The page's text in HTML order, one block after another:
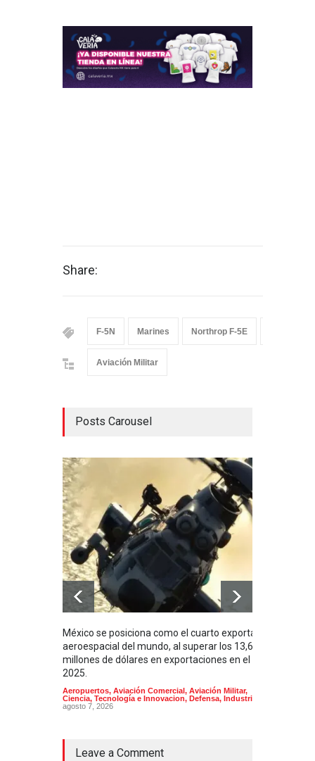
Share:
F-5N Marines Northrop F-5E
Aviación Militar
Posts Carousel
México se posiciona como el cuarto exportador
aeroespacial del mundo, al superar los 13,600
millones de dólares en exportaciones en el
2025.
Aeropuertos, Aviación Comercial , Aviación Militar,
Ciencia, Tecnología e Innovacion, Defensa, Industria
agosto 7, 2026
Leave a Comment